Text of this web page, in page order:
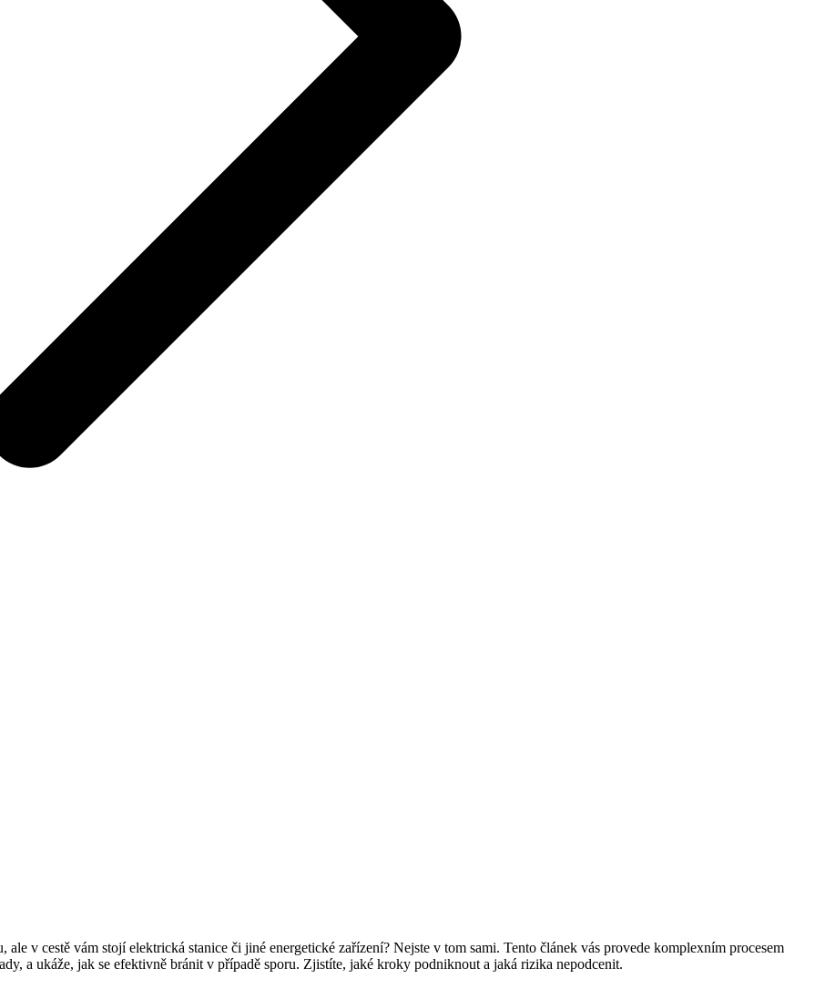
v cestě vám stojí elektrická stanice či jiné energetické zařízení? Nejste v tom sami. Tento článek vás provede komplexním procesem
a ukáže, jak se efektivně bránit v případě sporu. Zjistíte, jaké kroky podniknout a jaká rizika nepodcenit.